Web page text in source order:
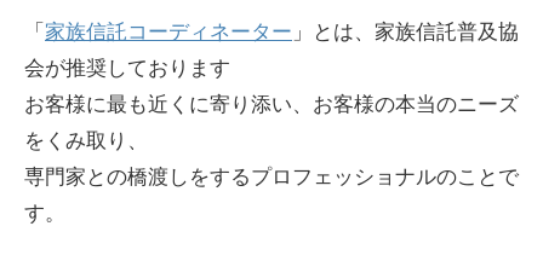
「家族信託コーディネーター 」とは、家族信託普及協
会が推奨しております
お客様に最も近くに寄り添い、お客様の本当のニーズ
をくみ取り、
専門家との橋渡しをするプロフェッショナルのことで
す。